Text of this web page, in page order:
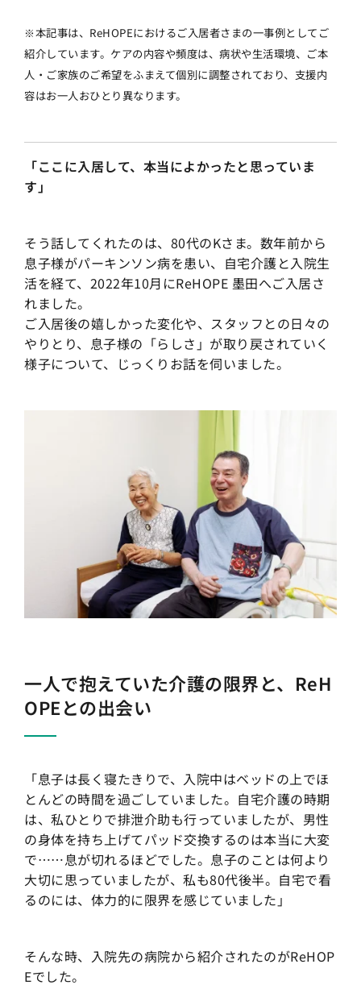
※本記事は、ReHOPEにおけるご入居者さまの一事例としてご
紹介しています。ケアの内容や頻度は、病状や生活環境、ご本
人・ご家族のご希望をふまえて個別に調整されており、支援内
容はお一人おひとり異なります。
「ここに入居して、本当によかったと思っていま
す」
そう話してくれたのは、80代のKさま。数年前から
息子様がパーキンソン病を患い、自宅介護と入院生
活を経て、2022年10月にReHOPE 墨田へご入居さ
れました。
ご入居後の嬉しかった変化や、スタッフとの日々の
やりとり、息子様の「らしさ」が取り戻されていく
様子について、じっくりお話を伺いました。
一人で抱えていた介護の限界と、ReH
OPEとの出会い
「息子は長く寝たきりで、入院中はベッドの上でほ
とんどの時間を過ごしていました。自宅介護の時期
は、私ひとりで排泄介助も行っていましたが、男性
の身体を持ち上げてパッド交換するのは本当に大変
で……息が切れるほどでした。息子のことは何より
大切に思っていましたが、私も80代後半。自宅で看
るのには、体力的に限界を感じていました」
そんな時、入院先の病院から紹介されたのがReHOP
Eでした。